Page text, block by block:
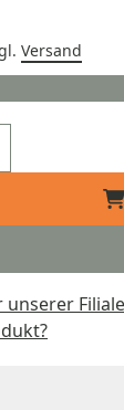
Versand